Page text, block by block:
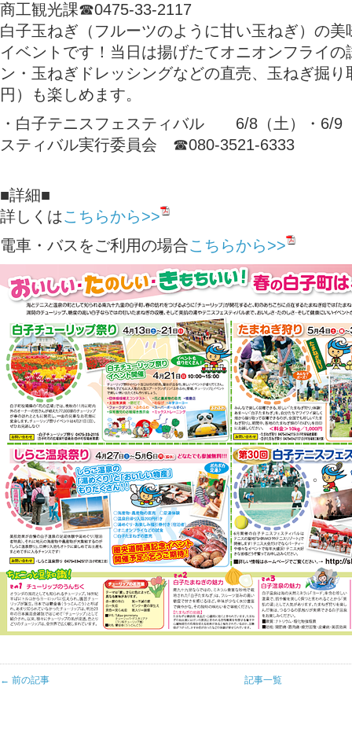
商工観光課☎0475-33-2117
白子玉ねぎ（フルーツのように甘い玉ねぎ）の
イベントです！当日は揚げたてオニオンフライ
ン・玉ねぎドレッシングなどの直売、玉ねぎ掘
円）も楽しめます。
・白子テニスフェスティバル 6/8（土）・6/9
スティバル実行委員会 ☎080-3521-6333
■詳細■
詳しくはこちらから>>
電車・バスをご利用の場合こちらから>>
← 前の記事 記事一覧